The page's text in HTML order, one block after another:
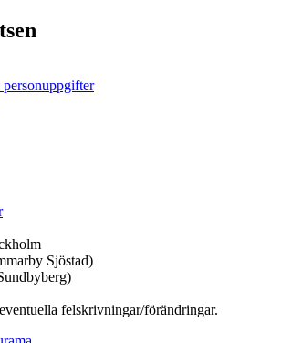
Sjöstad)
felskrivningar/förändringar.